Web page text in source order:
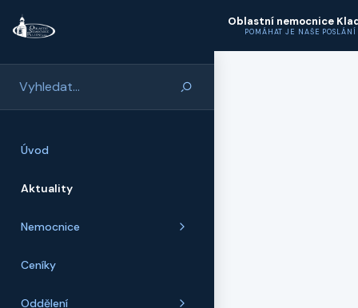
Oblastní nemocnice
POMÁHAT JE NAŠE POSLÁNÍ
Úvod
Aktuality
Nemocnice
Ceníky
Oddělení